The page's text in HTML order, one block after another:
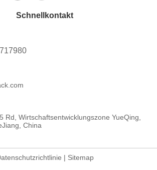
Schnellkontakt
Rd, Wirtschaftsentwicklungszone YueQing,
China
| Sitemap